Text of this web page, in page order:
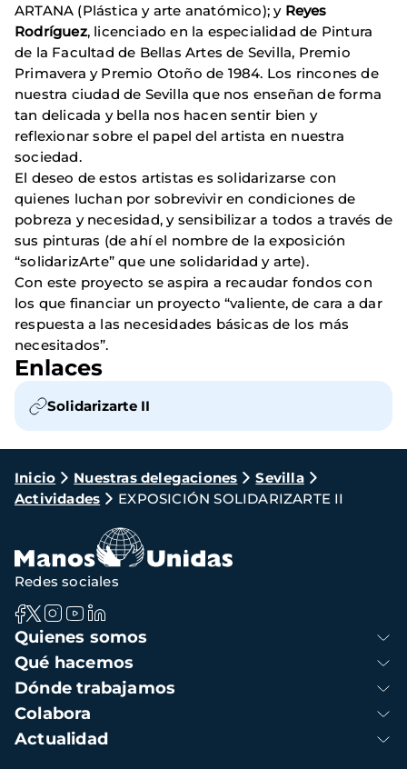
ARTANA (Plástica y arte anatómico); y Reyes
Rodríguez, licenciado en la especialidad de Pintura
de la Facultad de Bellas Artes de Sevilla, Premio
Primavera y Premio Otoño de 1984. Los rincones de
nuestra ciudad de Sevilla que nos enseñan de forma
tan delicada y bella nos hacen sentir bien y
reflexionar sobre el papel del artista en nuestra
sociedad.
El deseo de estos artistas es solidarizarse con
quienes luchan por sobrevivir en condiciones de
pobreza y necesidad, y sensibilizar a todos a través de
sus pinturas (de ahí el nombre de la exposición
“solidarizArte” que une solidaridad y arte).
Con este proyecto se aspira a recaudar fondos con
los que financiar un proyecto “valiente, de cara a dar
respuesta a las necesidades básicas de los más
necesitados”.
Enlaces
Solidarizarte II
Ruta
de
navegación
Inicio Nuestras delegaciones
Sevilla
Actividades
EXPOSICIÓN SOLIDARIZARTE II
Navegación
principal
Quienes somos
Qué hacemos
Dónde trabajamos
Colabora
Actualidad
Redes sociales